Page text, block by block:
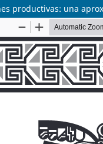
productivas: una